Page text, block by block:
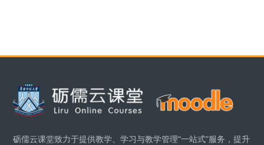
Blocks
砺儒云课堂致力于提供教学、学习与教学管理“一站式”服务，提升